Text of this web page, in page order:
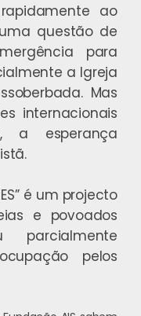
ao
questão de
para
a Igreja
Mas
internacionais
a esperança
é um projecto
e povoados
parcialmente
pelos